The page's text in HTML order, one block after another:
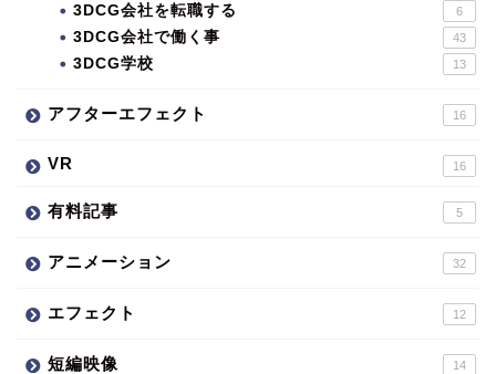
3DCG会社を転職する 6
3DCG会社で働く事 43
3DCG学校 13
アフターエフェクト 16
VR 16
有料記事 5
アニメーション 32
エフェクト 12
短編映像 14